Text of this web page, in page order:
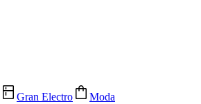
Gran Electro Moda